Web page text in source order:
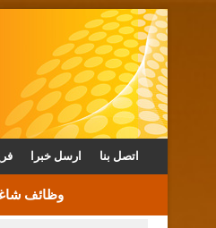
ارسل خبرا اتصل بنا
وظائف